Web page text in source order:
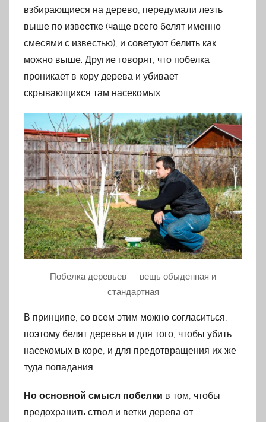
взбирающиеся на дерево, передумали лезть
выше по известке (чаще всего белят именно
смесями с известью), и советуют белить как
можно выше. Другие говорят, что побелка
проникает в кору дерева и убивает
скрывающихся там насекомых.
Побелка деревьев — вещь обыденная и
стандартная
В принципе, со всем этим можно согласиться,
поэтому белят деревья и для того, чтобы убить
насекомых в коре, и для предотвращения их же
туда попадания.
Но основной смысл побелки в том, чтобы
предохранить ствол и ветки дерева от